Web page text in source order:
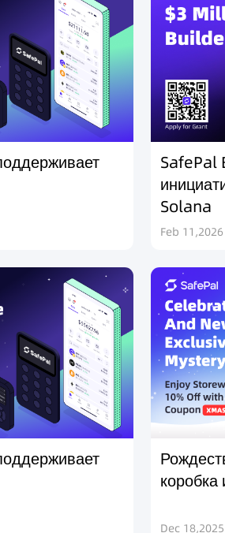
SafePal
Solana
Feb 11,2026
коробка
Dec 18,2025